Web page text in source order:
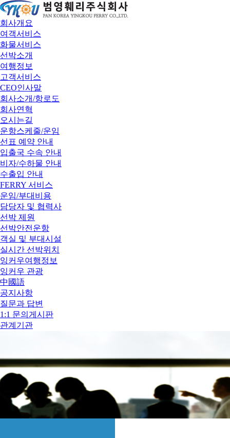
회사개요
여객서비스
화물서비스
선박소개
여행정보
고객서비스
CEO인사말
회사소개/항로도
회사연혁
오시는길
운항스케줄/운임
선표 예약 안내
입출국 수속 안내
비자/수하물 안내
수출입 안내
FERRY 서비스
운임/부대비용
담당자 및 협력사
선박 제원
선박안전운항
객실 및 부대시설
실시간 선박위치
잉커우여행정보
잉커우 관광
中國語
공지사항
질문과 답변
1:1 문의게시판
관계기관